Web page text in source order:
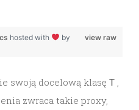
view raw
hosted with
by
swoją docelową klasę T ,
zwraca takie proxy,